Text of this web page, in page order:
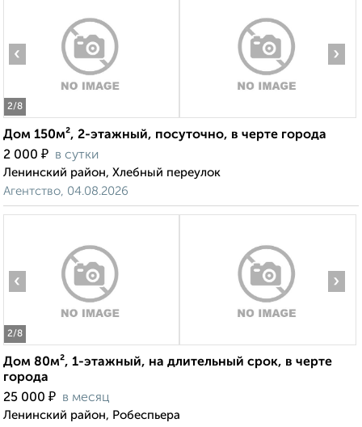
2/8
‹ ›
Дом 150м², 2-этажный, посуточно, в черте города
2 000 ₽ в сутки
Ленинский район, Хлебный переулок
Агентство, 04.08.2026
2/8
‹ ›
Дом 80м², 1-этажный, на длительный срок, в черте
города
25 000 ₽ в месяц
Ленинский район, Робеспьера